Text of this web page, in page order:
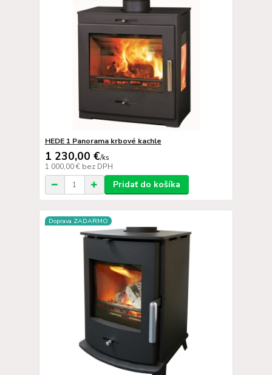
HEDE 1 Panorama krbové kachle
1 230,00 €/ks
1 000,00 € bez DPH
Pridať do košíka
Doprava ZADARMO